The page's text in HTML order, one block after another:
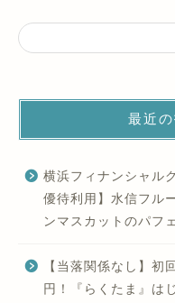
最近
横浜フィナンシャル
優待利用】水信フル
ンマスカットのパフ
【当落関係なし】初
円！『らくたま』は